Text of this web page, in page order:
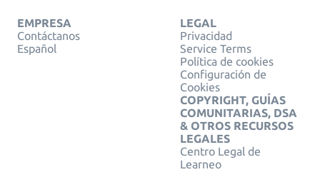
EMPRESA
Contáctanos
Español
LEGAL
Privacidad
Service Terms
Política de cookies
Configuración de
Cookies
COPYRIGHT, GUÍAS
COMUNITARIAS, DSA
& OTROS RECURSOS
LEGALES
Centro Legal de
Learneo